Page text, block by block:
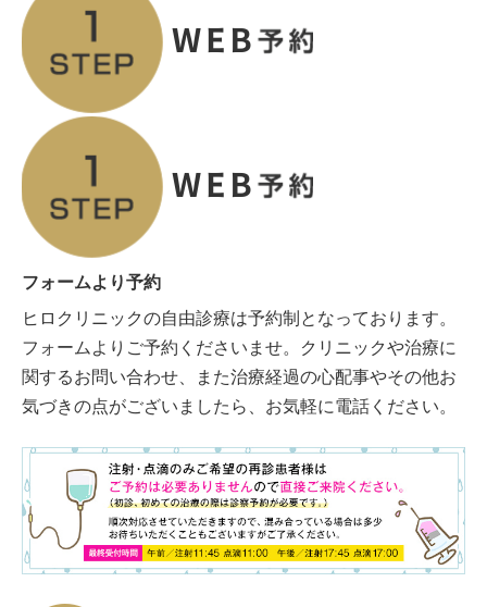
フォームより予約
ヒロクリニックの自由診療は予約制となっております。
フォームよりご予約くださいませ。クリニックや治療に
関するお問い合わせ、また治療経過の心配事やその他お
気づきの点がございましたら、お気軽に電話ください。